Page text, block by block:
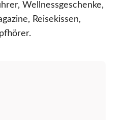
Wellnessgeschenke,
Reisekissen,